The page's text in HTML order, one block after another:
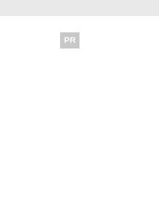
PR